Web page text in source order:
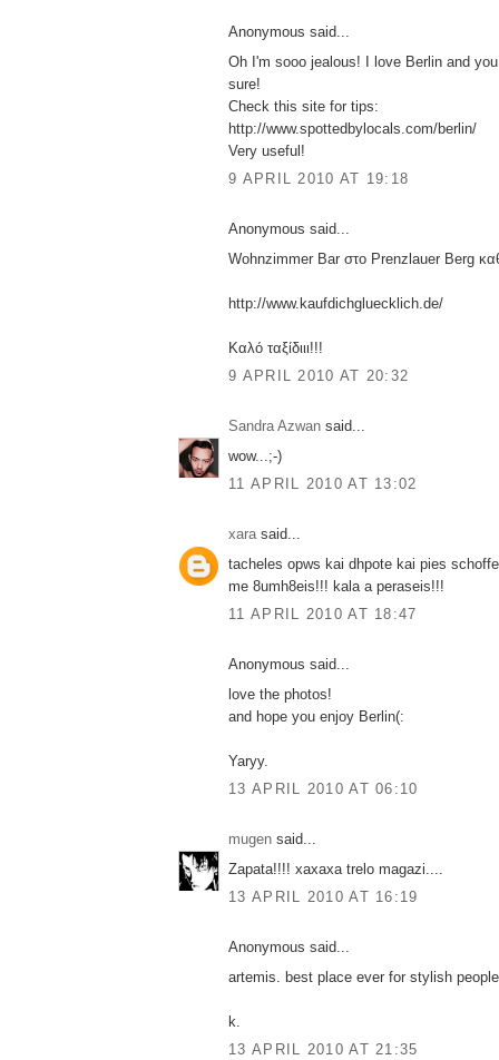
Anonymous said...
Oh I'm sooo jealous! I love Berlin and
sure!
Check this site for tips:
http://www.spottedbylocals.com/berlin/
Very useful!
9 APRIL 2010 AT 19:18
Anonymous said...
Wohnzimmer Bar στο Prenzlauer Berg
http://www.kaufdichgluecklich.de/
Καλό ταξίδιιι!!!
9 APRIL 2010 AT 20:32
Sandra Azwan said...
wow...;-)
11 APRIL 2010 AT 13:02
xarasaid...
tacheles opws kai dhpote kai pies
me 8umh8eis!!! kala a peraseis!!!
11 APRIL 2010 AT 18:47
Anonymous said...
love the photos!
and hope you enjoy Berlin(:
Yaryy.
13 APRIL 2010 AT 06:10
mugen said...
Zapata!!!! xaxaxa trelo magazi....
13 APRIL 2010 AT 16:19
Anonymous said...
artemis. best place ever for stylish
k.
13 APRIL 2010 AT 21:35